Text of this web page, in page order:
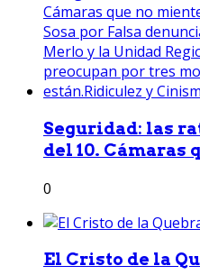
Seguridad: las
del 10. Cámaras
0
El Cristo de la